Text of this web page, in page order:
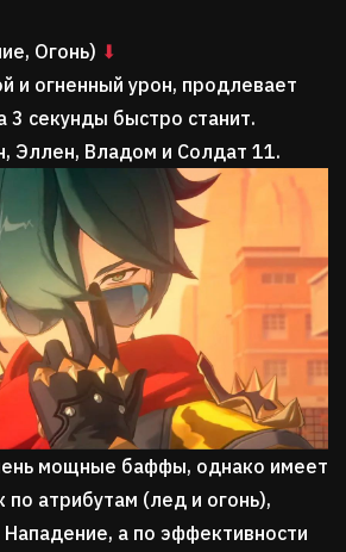
Огонь) ⬇
и огненный урон, продлевает
3 секунды быстро станит.
Эллен, Владом и Солдат 11.
мощные баффы, однако имеет
по атрибутам (лед и огонь),
а по эффективности